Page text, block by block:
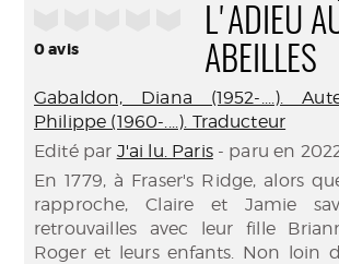
0avis
L'ADIEU
ABEILLES
Gabaldon, Diana (1952-....).
Philippe (1960-....). Traducteur
Edité par J'ai lu. Paris- paru en
En 1779, à Fraser's Ridge, alors
rapproche, Claire et Jamie
retrouvailles avec leur fille
Roger et leurs enfants. Non loin